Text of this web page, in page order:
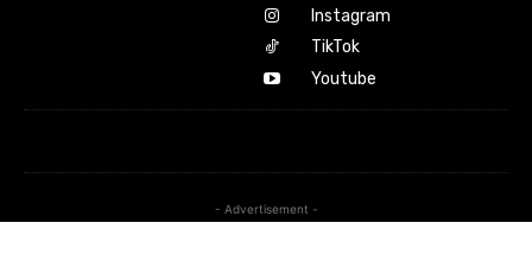
Instagram
TikTok
Youtube
- Advertisement -